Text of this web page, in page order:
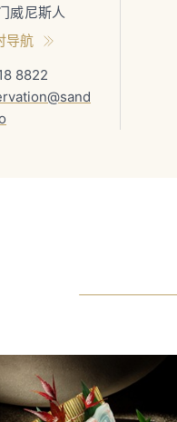
威尼斯人
导航
8822